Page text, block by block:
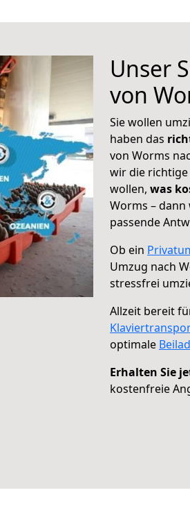
Unser
von
Sie wollen
haben das
von Worms
wir die richtige
wollen, was
Worms –
passende
Ob ein
Umzug nach
stressfrei
Allzeit bereit
optimale
Erhalten Sie
kostenfreie